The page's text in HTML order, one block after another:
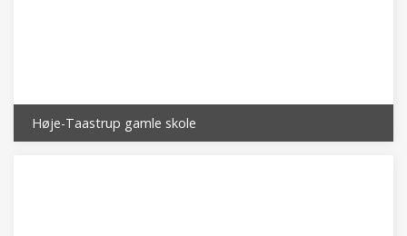
Høje-Taastrup gamle skole